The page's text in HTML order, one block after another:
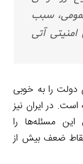
سبب
آتی
دولت را به خوبی
در ایران نیز
این مسئله‌ها را
نقاط ضعف بیش از